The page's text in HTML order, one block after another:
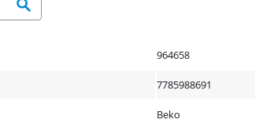
964658
7785988691
Beko